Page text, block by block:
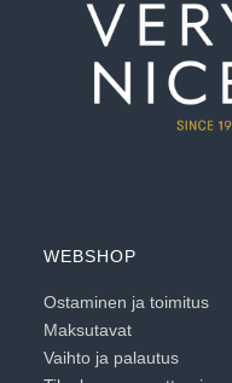
WEBSHOP
Ostaminen ja toimitus
Maksutavat
Vaihto ja palautus